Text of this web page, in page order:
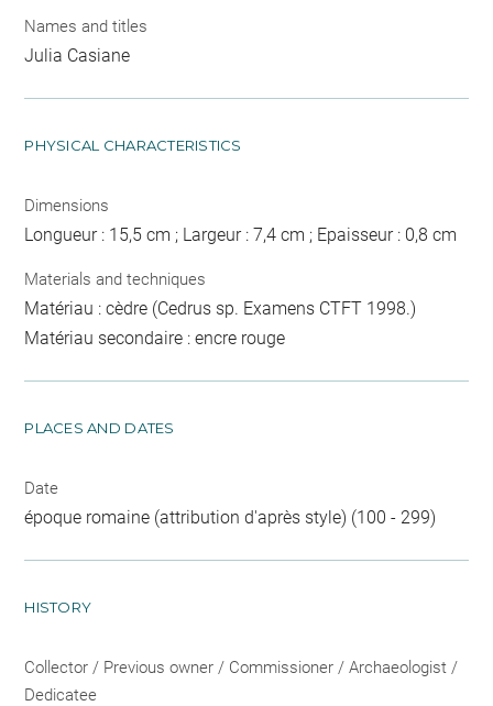
Names and titles
Julia Casiane
PHYSICAL CHARACTERISTICS
Dimensions
Longueur : 15,5 cm ; Largeur : 7,4 cm ; Epaisseur : 0,8 cm
Materials and techniques
Matériau : cèdre (Cedrus sp. Examens CTFT 1998.)
Matériau secondaire : encre rouge
PLACES AND DATES
Date
époque romaine (attribution d'après style) (100 - 299)
HISTORY
Collector / Previous owner / Commissioner / Archaeologist /
Dedicatee